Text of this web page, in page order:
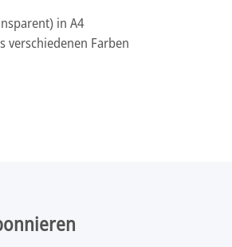
in A4
verschiedenen Farben